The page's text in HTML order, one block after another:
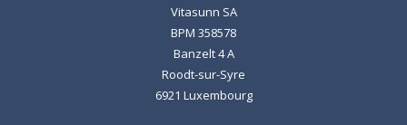
Vitasunn SA
BPM 358578
Banzelt 4 A
Roodt-sur-Syre
6921 Luxembourg